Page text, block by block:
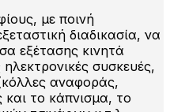
µε ποινή
διαδικασία, να
εξέτασης κινητά
συσκευές,
αναφοράς,
το κάπνισμα, το